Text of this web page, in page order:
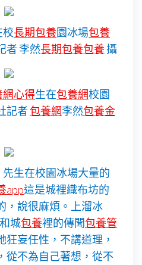
校長期包養園冰場包養
者 李然長期包養包養攝
網心得生在包養網校園
記者包養網李然包養金
先生在校園冰場大量的
app這是城裡織布坊的
，說很麻煩。上溜冰
城包養裡的傳聞包養管
狂妄任性，不講道理，
從不為自己著想，從不